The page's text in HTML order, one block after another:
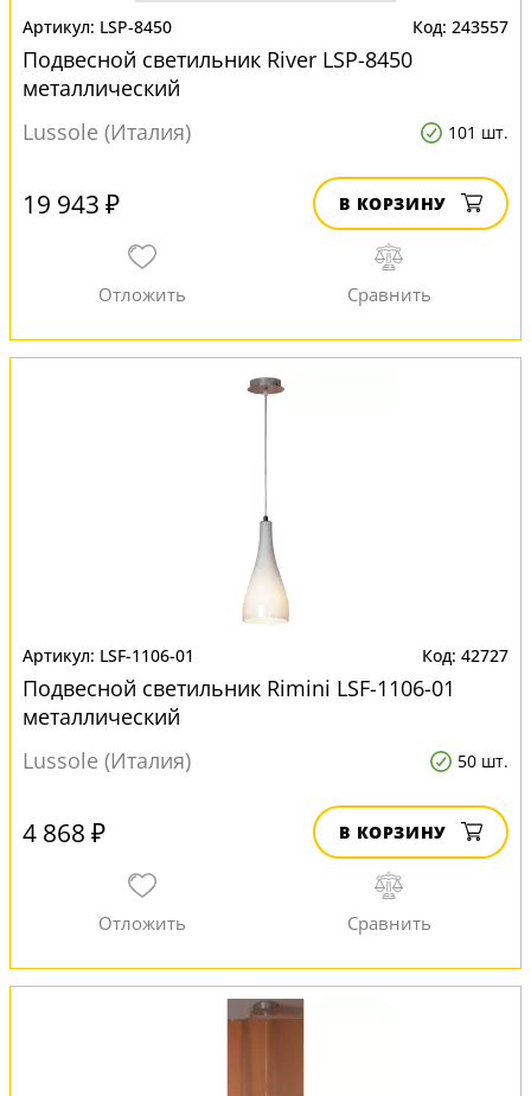
LSP-8450 243557
Подвесной светильник River LSP-8450
металлический
Lussole (Италия)
101 шт.
19 943 ₽ В КОРЗИНУ
LSF-1106-01 42727
Подвесной светильник Rimini LSF-1106-01
металлический
Lussole (Италия)
50 шт.
4 868 ₽ В КОРЗИНУ